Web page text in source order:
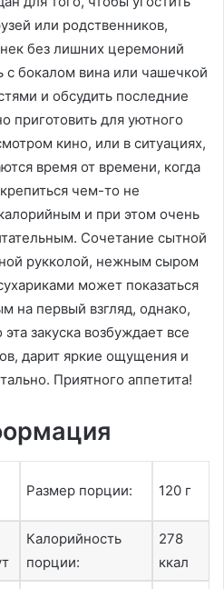
или родственников,
без лишних церемоний
с бокалом вина или чашечкой
и обсудить последние
приготовить для уютного
кино, или в ситуациях,
время от времени, когда
чем-то не
и при этом очень
Сочетание сытной
рукколой, нежным сыром
может показаться
на первый взгляд, однако,
закуска возбуждает все
дарит яркие ощущения и
Приятного аппетита!
Размер порции: 120 г
Калорийность
порции:
278
ккал